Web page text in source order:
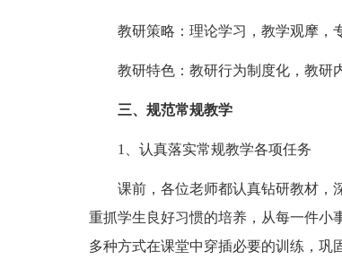
教研策略：理论学习，教学观摩，专
教研特色：教研行为制度化，教研内
三、规范常规教学
1、认真落实常规教学各项任务
课前，各位老师都认真钻研教材，深
重抓学生良好习惯的培养，从每一件小
多种方式在课堂中穿插必要的训练，巩